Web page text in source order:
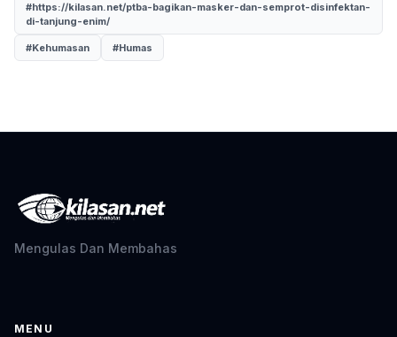
#https://kilasan.net/ptba-bagikan-masker-dan-semprot-disinfektan-
di-tanjung-enim/
#Kehumasan #Humas
Mengulas Dan Membahas
MENU